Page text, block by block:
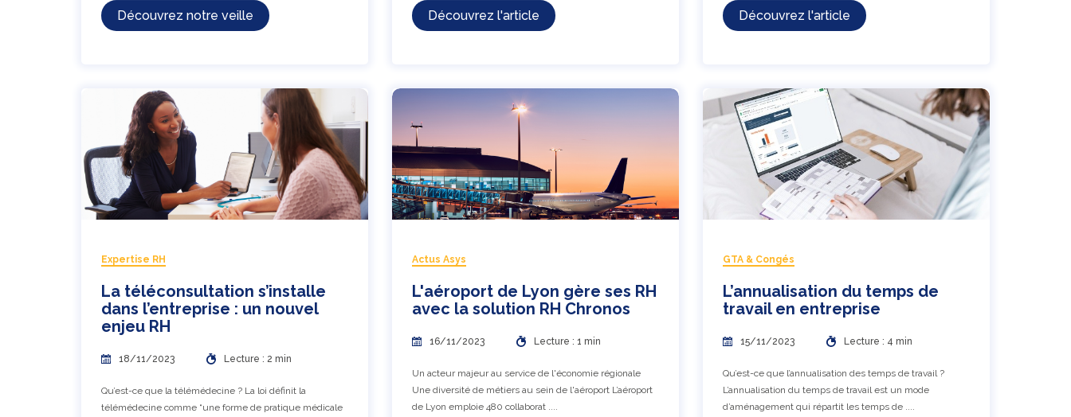
Découvrez notre veille Découvrez l'article Découvrez l'article
Expertise RH
La téléconsultation s’installe
dans l’entreprise : un nouvel
enjeu RH
18/11/2023 Lecture : 2 min
Qu’est-ce que la télémédecine ? La loi définit la
télémédecine comme “une forme de pratique médicale
Actus Asys
L'aéroport de Lyon gère ses RH
avec la solution RH Chronos
16/11/2023 Lecture : 1 min
Un acteur majeur au service de l'économie régionale
Une diversité de métiers au sein de l'aéroport L’aéroport
de Lyon emploie 480 collaborat ....
GTA & Congés
L’annualisation du temps de
travail en entreprise
15/11/2023 Lecture : 4 min
Qu’est-ce que l’annualisation des temps de travail ?
L’annualisation du temps de travail est un mode
d’aménagement qui répartit les temps de ....